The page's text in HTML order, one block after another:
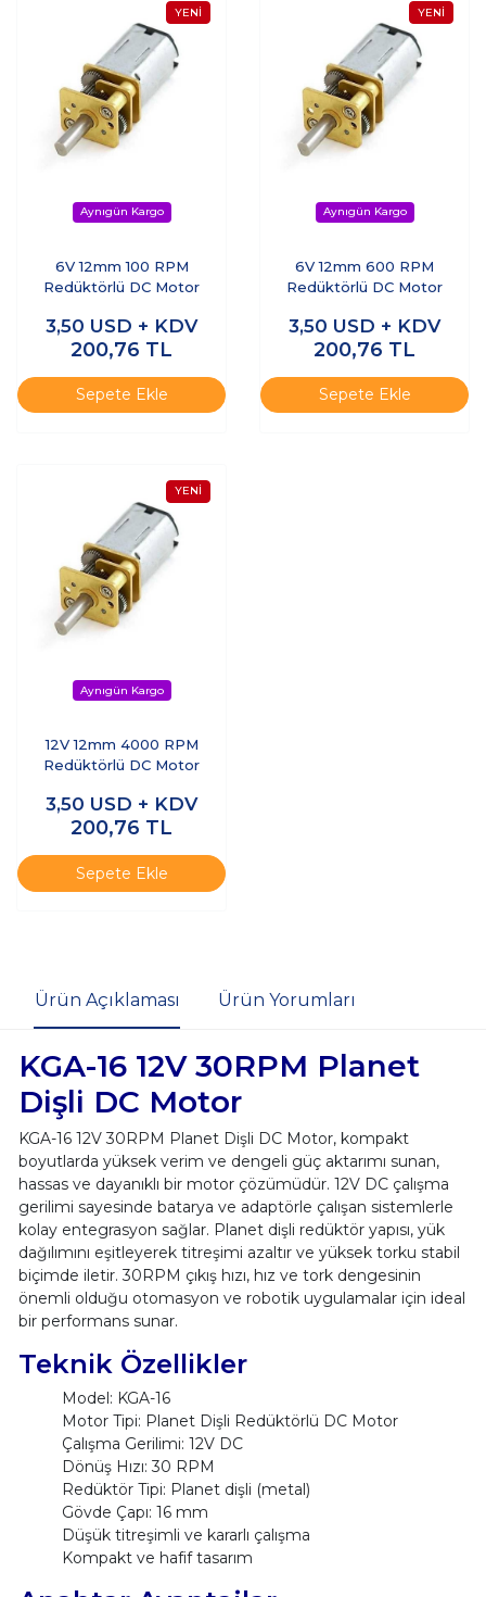
6V 12mm 100 RPM
Redüktörlü DC Motor
3,50 USD + KDV
200,76 TL
Sepete Ekle
6V 12mm 600 RPM
Redüktörlü DC Motor
3,50 USD + KDV
200,76 TL
Sepete Ekle
12V 12mm 4000 RPM
Redüktörlü DC Motor
3,50 USD + KDV
200,76 TL
Sepete Ekle
Ürün Açıklaması Ürün Yorumları
KGA-16 12V 30RPM Planet
Dişli DC Motor
KGA-16 12V 30RPM Planet Dişli DC Motor, kompakt
boyutlarda yüksek verim ve dengeli güç aktarımı sunan,
hassas ve dayanıklı bir motor çözümüdür. 12V DC çalışma
gerilimi sayesinde batarya ve adaptörle çalışan sistemlerle
kolay entegrasyon sağlar. Planet dişli redüktör yapısı, yük
dağılımını eşitleyerek titreşimi azaltır ve yüksek torku stabil
biçimde iletir. 30RPM çıkış hızı, hız ve tork dengesinin
önemli olduğu otomasyon ve robotik uygulamalar için ideal
bir performans sunar.
Teknik Özellikler
Model: KGA-16
Motor Tipi: Planet Dişli Redüktörlü DC Motor
Çalışma Gerilimi: 12V DC
Dönüş Hızı: 30 RPM
Redüktör Tipi: Planet dişli (metal)
Gövde Çapı: 16 mm
Düşük titreşimli ve kararlı çalışma
Kompakt ve hafif tasarım